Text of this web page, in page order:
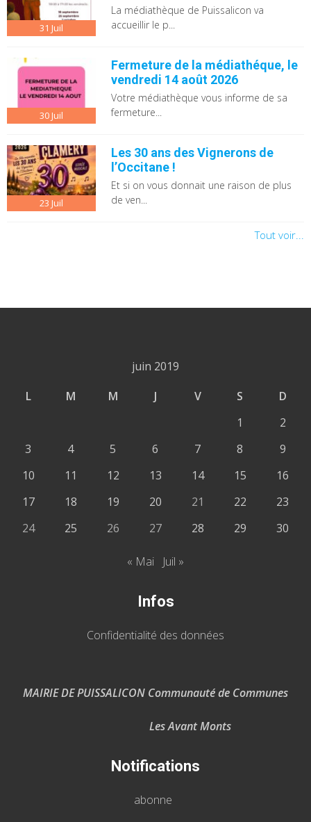
31 Juil
La médiathèque de Puissalicon va
accueillir le p...
30Juil
Fermeture de la médiathéque, le
vendredi 14 août 2026
Votre médiathèque vous informe de sa
fermeture...
23 Juil
Les 30 ans des Vignerons de
l’Occitane !
Et si on vous donnait une raison de plus
de ven...
Tout voir...
juin 2019
L
M M J V S
D
1
2
3
4 5 6 7 8
9
10
11 12 13 14 15
16
17
18 19 20 21 22
23
24
25 26 27 28 29 30
« Mai Juil »
Infos
Confidentialité des données
MAIRIE DE PUISSALICON Communauté de Communes
Les Avant Monts
Notifications
abonne